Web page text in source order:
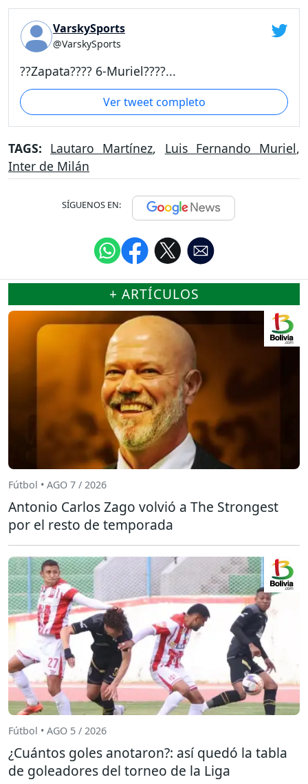
VarskySports
@VarskySports
??Zapata???? 6-Muriel????...
Ver tweet completo
TAGS: Lautaro Martínez, Luis Fernando Muriel,
Inter de Milán
SÍGUENOS EN:
+ ARTÍCULOS
Fútbol • AGO 7 / 2026
Antonio Carlos Zago volvió a The Strongest
por el resto de temporada
Fútbol • AGO 5 / 2026
¿Cuántos goles anotaron?: así quedó la tabla
de goleadores del torneo de la Liga